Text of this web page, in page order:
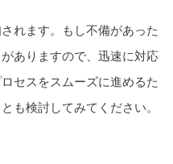
れます。もし不備があった
ありますので、迅速に対応
セスをスムーズに進めるた
も検討してみてください。